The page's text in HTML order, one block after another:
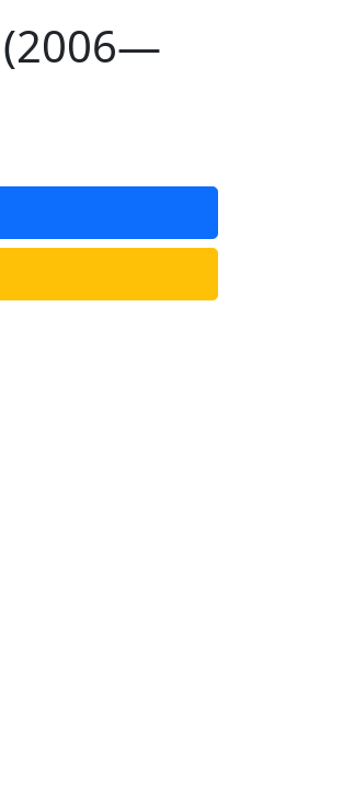
(2006—